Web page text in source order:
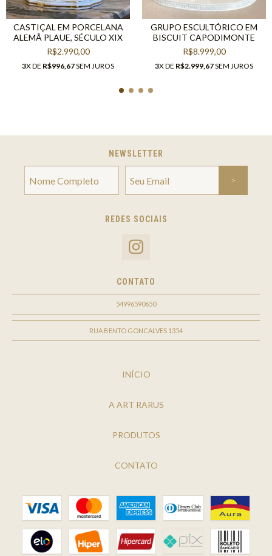
CASTIÇAL EM PORCELANA
ALEMÃ PLAUE, SÉCULO XIX
R$2.990,00
3X DE R$996,67SEM JUROS
GRUPO ESCULTÓRICO EM
BISCUIT CAPODIMONTE
R$8.999,00
3X DE R$2.999,67SEM JUROS
NEWSLETTER
REDES SOCIAIS
CONTATO
54996590650
RUA BENTO GONCALVES 1354
INÍCIO
A ART RARUS
PRODUTOS
CONTATO